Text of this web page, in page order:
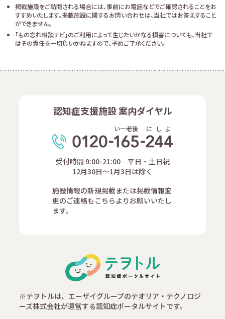
掲載施設をご訪問される場合には、事前にお電話などでご確認されることをお
すすめいたします。掲載施設に関するお問い合わせは、当社ではお答えすること
ができません。
「もの忘れ相談ナビ」のご利用によって生じたいかなる損害についても、当社で
はその責任を一切負いかねますので、予めご了承ください。
認知症支援施設 案内ダイヤル
いー老後 に し よ
受付時間 9:00-21:00 平日・土日祝
12月30日～1月3日は除く
施設情報の新規掲載または掲載情報変
更のご連絡もこちらよりお願いいたし
ます。
※テヲトルは、エーザイグループのテオリア・テクノロジ
ーズ株式会社が運営する認知症ポータルサイトです。